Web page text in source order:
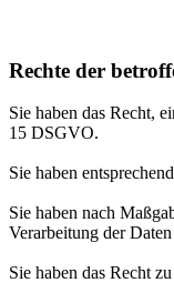
Rechte der
Sie haben das Recht,
15 DSGVO.
Sie haben
Sie haben nach
Verarbeitung der
Sie haben das Recht